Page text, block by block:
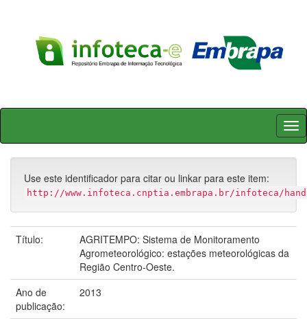
Skip
Use este identificador para citar ou linkar para este item:
http://www.infoteca.cnptia.embrapa.br/infoteca/
Título:
AGRITEMPO: Sistema de Monitoramento
Agrometeorológico: estações meteorológicas da
Região Centro-Oeste.
Ano de
publicação:
2013